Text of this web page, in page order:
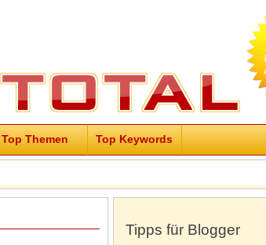
Top Themen Top Keywords
Tipps für Blogger